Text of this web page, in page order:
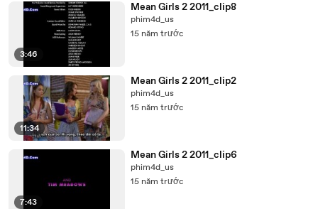
3:46
Mean Girls 2 2011_clip8
phim4d_us
15 năm trước
11:34
Mean Girls 2 2011_clip2
phim4d_us
15 năm trước
7:43
Mean Girls 2 2011_clip6
phim4d_us
15 năm trước